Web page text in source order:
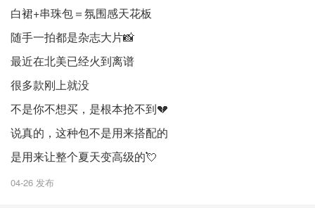
白裙+串珠包＝氛围感天花板
随手一拍都是杂志大片📸
最近在北美已经火到离谱
很多款刚上就没
不是你不想买，是根本抢不到💔
说真的，这种包不是用来搭配的
是用来让整个夏天变高级的💘
04-26 发布